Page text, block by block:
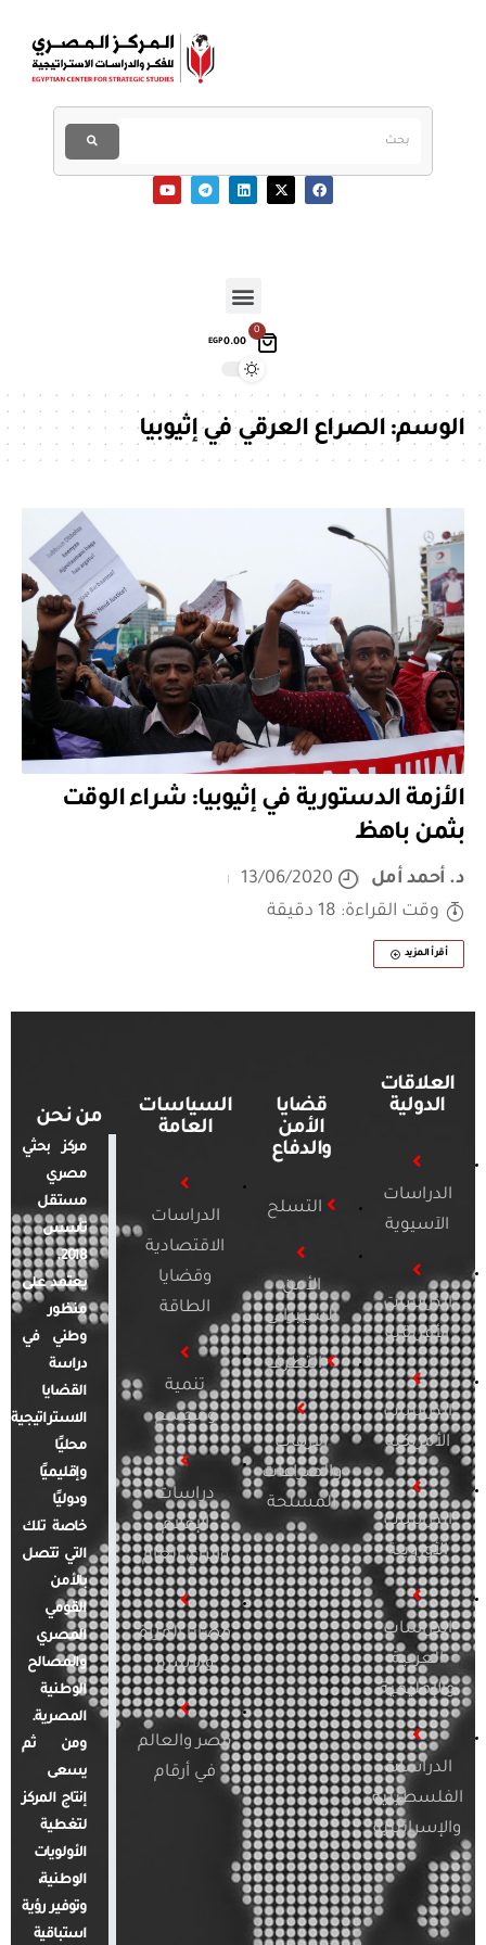
0
EGP0.00
الوسم:الصراع العرقي في إثيوبيا
الأزمة الدستورية في إثيوبيا: شراء الوقت
بثمن باهظ
د. أحمد أمل
13/06/2020
وقت القراءة: 18 دقيقة
أقرأ المزيد
العلاقات
الدولية
الدراسات
الآسيوية
الدراسات
الأفريقية
الدراسات
الأمريكية
الدراسات
الأوروبية
الدراسات
العربية
والإقليمية
الدراسات
الفلسطينية
والإسرائيلية
قضايا
الأمن
والدفاع
التسلح
الأمن
السيبراني
التطرف
الإرهاب
والصراعات
المسلحة
السياسات
العامة
الدراسات
الاقتصادية
وقضايا
الطاقة
تنمية
ومجتمع
دراسات
الإعلام
والرأي العام
قضايا المرأة
والأسرة
مصر والعالم
في أرقام
من نحن
مركز بحثي
مصري
مستقل
تأسس
2018.
يعتمد على
منظور
وطني في
دراسة
القضايا
الاستراتيجية
محليًا
وإقليميًا
ودوليًا
خاصة تلك
التي تتصل
بالأمن
القومي
المصري
والمصالح
الوطنية
المصرية.
ومن ثم
يسعى
إنتاج المركز
لتغطية
الأولويات
الوطنية،
وتوفير رؤية
استباقية